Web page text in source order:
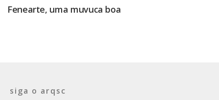
Fenearte, uma muvuca boa
siga o arqsc